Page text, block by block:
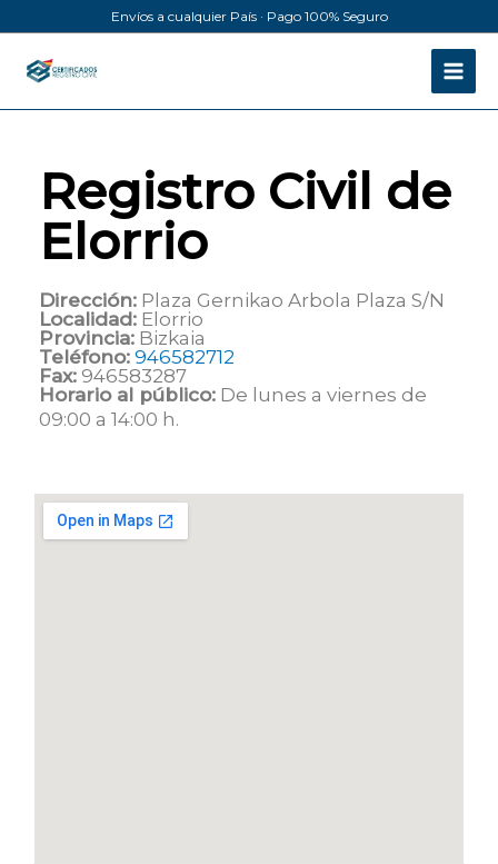
al
contenido
Envíos a cualquier País · Pago 100% Seguro
Registro Civil de
Elorrio
Dirección: Plaza Gernikao Arbola Plaza S/N
Localidad: Elorrio
Provincia: Bizkaia
Teléfono: 946582712
Fax: 946583287
Horario al público: De lunes a viernes de
09:00 a 14:00 h.